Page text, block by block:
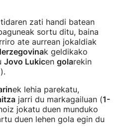
zati handi batean
sortu ditu, baina
ate aurrean jokaldiak
k geldikako
Jovo Lukicen golarekin
).
ek lehia parekatu,
jarri du markagailuan (1-
jokatu duen munduko
duen lehen gola egin du